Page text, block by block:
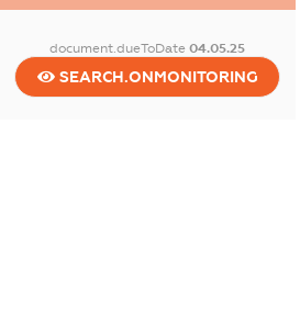
document.dueToDate04.05.25
SEARCH.ONMONITORING